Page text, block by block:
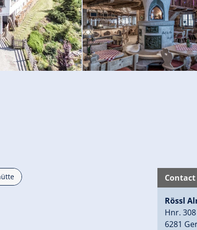
Contact
Rössl
Hnr. 308
6281